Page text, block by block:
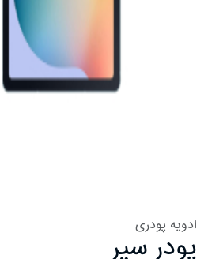
ادویه پودری
پودر سیر